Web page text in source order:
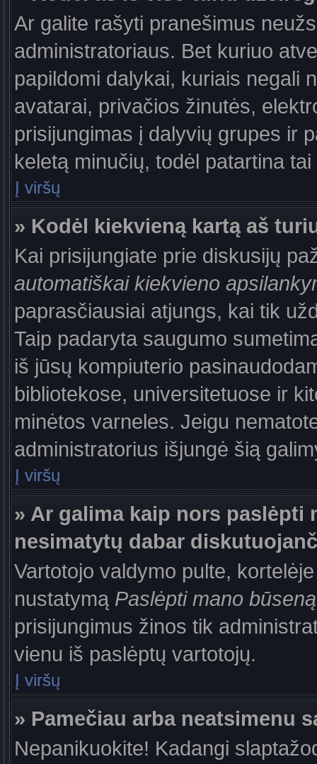
Ar galite rašyti pranešimus
administratoriaus. Bet kuriuo
papildomi dalykai, kuriais negali
avatarai, privačios žinutės,
prisijungimas į dalyvių grupes ir
keletą minučių, todėl patartina
Į viršų
» Kodėl kiekvieną kartą aš
Kai prisijungiate prie diskusijų
automatiškai kiekvieno
paprasčiausiai atjungs, kai tik
Taip padaryta saugumo
iš jūsų kompiuterio
bibliotekose, universitetuose ir
minėtos varneles. Jeigu
administratorius išjungė šią
Į viršų
» Ar galima kaip nors paslėpti
nesimatytų dabar
Vartotojo valdymo pulte,
nustatymą Paslėpti mano būseną
prisijungimus žinos tik
vienu iš paslėptų vartotojų.
Į viršų
» Pamečiau arba neatsimenu
Nepanikuokite! Kadangi